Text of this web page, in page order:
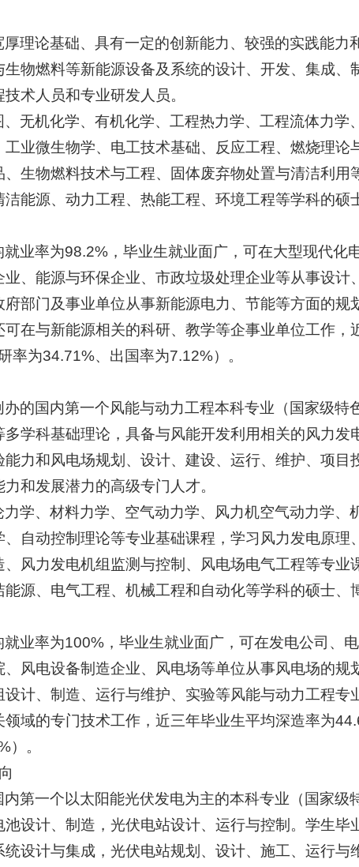
理论基础、具有一定的创新能力、较强的实践能力
物燃料等新能源设备及系统的设计、开发、集成、
术人员和专业研发人员。
无机化学、有机化学、工程热力学、工程流体力学
业微生物学、电工技术基础、反应工程、燃烧理论
生物燃料技术与工程、固体废弃物处置与清洁利用
能源、动力工程、热能工程、环境工程等学科的硕
业率为98.2%，毕业生就业面广，可在大型现代化
、能源与环保企业、市政垃圾处理企业等从事设计
部门及事业单位从事新能源电力、节能等方面的规
在与新能源相关的科研、教学等企事业单位工作，
率为34.71%、出国率为7.12%）。
的国内第一个风能与动力工程本科专业（国家级特
学科基础理论，具备与风能开发利用相关的风力发
力和风电场规划、设计、建设、运行、维护、项目
和发展潜力的高级专门人才。
学、材料力学、空气动力学、风力机空气动力学、
自动控制理论等专业基础课程，学习风力发电原理
风力发电机组监测与控制、风电场电气工程等专业
源、电气工程、机械工程和自动化等学科的硕士、
业率为100%，毕业生就业面广，可在发电公司、电
风电设备制造企业、风电场等单位从事风电场的规
计、制造、运行与维护、实验等风能与动力工程专
域的专门技术工作，近三年毕业生平均深造率为
）。
第一个以太阳能光伏发电为主的本科专业（国家级
设计、制造，光伏电站设计、运行与控制。学生毕
设计与集成，光伏电站规划、设计、施工、运行与